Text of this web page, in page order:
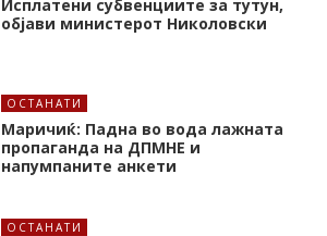
Исплатени субвенциите за тутун,
објави министерот Николовски
ОСТАНАТИ
Маричиќ: Падна во вода лажната
пропаганда на ДПМНЕ и
напумпаните анкети
ОСТАНАТИ